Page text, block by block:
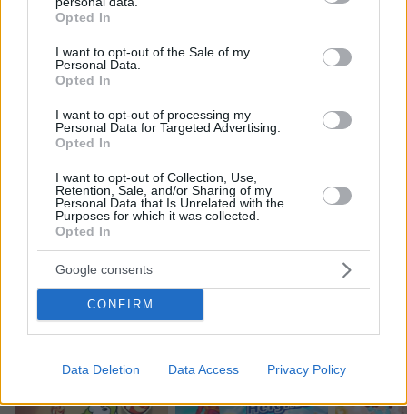
grant or deny consent to Google and its third-party tags to
use your data for below specified purposes in below Google
consent section.
Opted In
I want to opt-out of the Sale of my
Personal Data.
Opted In
I want to opt-out of processing my
Personal Data for Targeted Advertising.
Opted In
I want to opt-out of Collection, Use,
Retention, Sale, and/or Sharing of my
Personal Data that Is Unrelated with the
Purposes for which it was collected.
Opted In
Google consents
CONFIRM
Data Deletion Data Access Privacy Policy
δείτε την εντυπωσιακή μεταμόρφωσή
της από μακιγιέρ
06.08.2026, 09:18 355
Η αποκαλυπτική κατάθεση της
συζύγου του Αφγανού: Πώς
ότι ήταν το πτώμα στη βαλίτσα
06.08.2026, 12:32 286
Games